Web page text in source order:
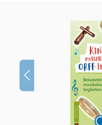
Bildergalerie überspringen